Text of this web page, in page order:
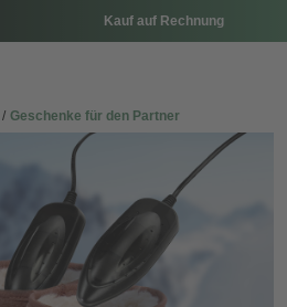
Kauf auf Rechnung
Geschenke für den Partner